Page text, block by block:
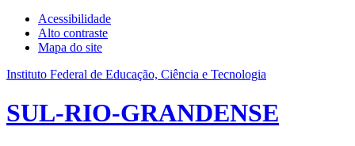
Acessibilidade
Alto contraste
Mapa do site
Instituto Federal de Educação, Ciência e Tecnologia
SUL-RIO-GRANDENSE